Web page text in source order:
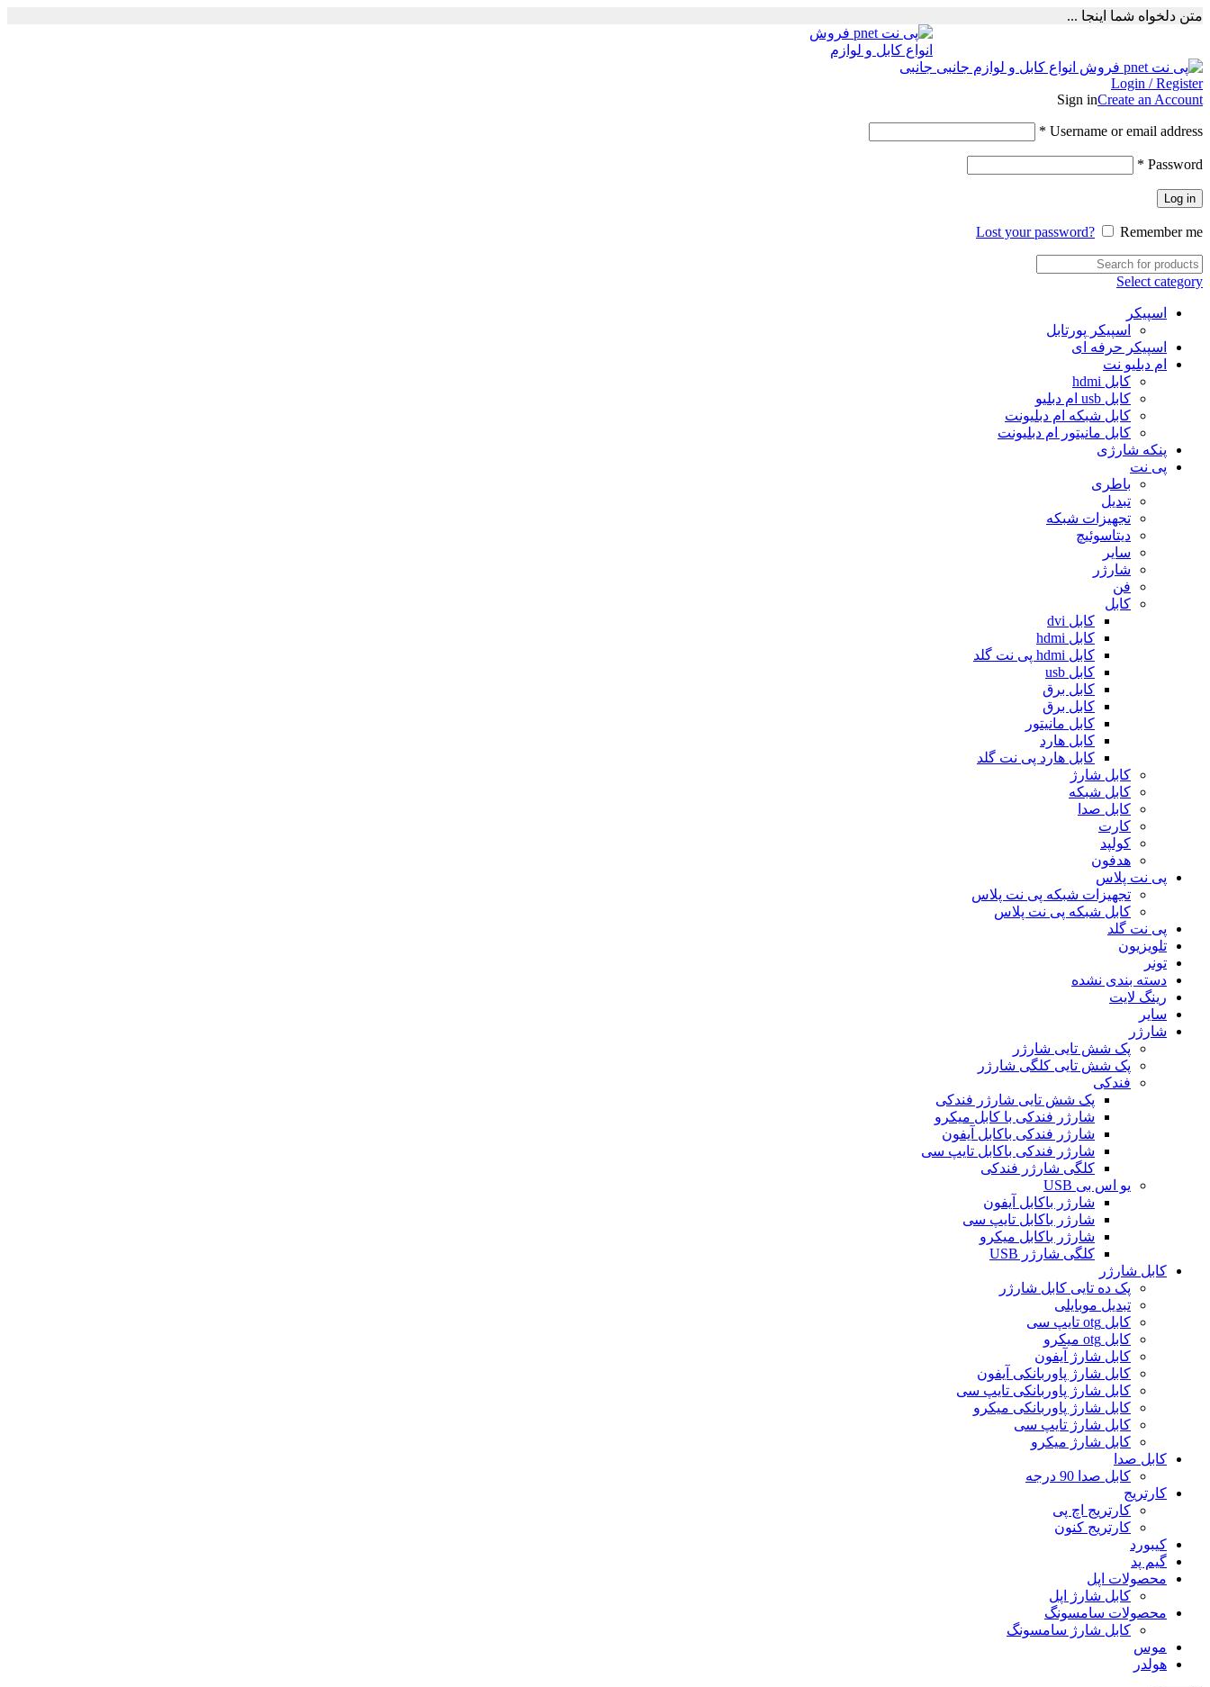
متن دلخواه شما اینجا ...
Login / Register
Sign inCreate an Account
Username or email address
*
Password
*
Log in
Lost your password? Remember me
Select category
اسپیکر
اسپیکر پورتابل
اسپیکر حرفه ای
ام دبلیو نت
کابل hdmi
کابل usb ام دبلیو
کابل شبکه ام دبلیونت
کابل مانیتور ام دبلیونت
پنکه شارژی
پی نت
باطری
تبدیل
تجهیزات شبکه
دیتاسوئیچ
سایر
شارژر
فن
کابل
کابل dvi
کابل hdmi
کابل hdmi پی نت گلد
کابل usb
کابل برق
کابل برق
کابل مانیتور
کابل هارد
کابل هارد پی نت گلد
کابل شارژ
کابل شبکه
کابل صدا
کارت
کولپد
هدفون
پی نت پلاس
تجهیزات شبکه پی نت پلاس
کابل شبکه پی نت پلاس
پی نت گلد
تلویزیون
تونر
دسته بندی نشده
رینگ لایت
سایر
شارژر
پک شش تایی شارژر
پک شش تایی کلگی شارژر
فندکی
پک شش تایی شارژر فندکی
شارژر فندکی با کابل میکرو
شارژر فندکی باکابل آیفون
شارژر فندکی باکابل تایپ سی
کلگی شارژر فندکی
یو اس بی USB
شارژر باکابل آیفون
شارژر باکابل تایپ سی
شارژر باکابل میکرو
کلگی شارژر USB
کابل شارژر
پک ده تایی کابل شارژر
تبدیل موبایلی
کابل otg تایپ سی
کابل otg میکرو
کابل شارژ آیفون
کابل شارژ پاوربانکی آیفون
کابل شارژ پاوربانکی تایپ سی
کابل شارژ پاوربانکی میکرو
کابل شارژ تایپ سی
کابل شارژ میکرو
کابل صدا
کابل صدا 90 درجه
کارتریج
کارتریج اچ پی
کارتریج کنون
کیبورد
گیم پد
محصولات اپل
کابل شارژ اپل
محصولات سامسونگ
کابل شارژ سامسونگ
موس
هولدر